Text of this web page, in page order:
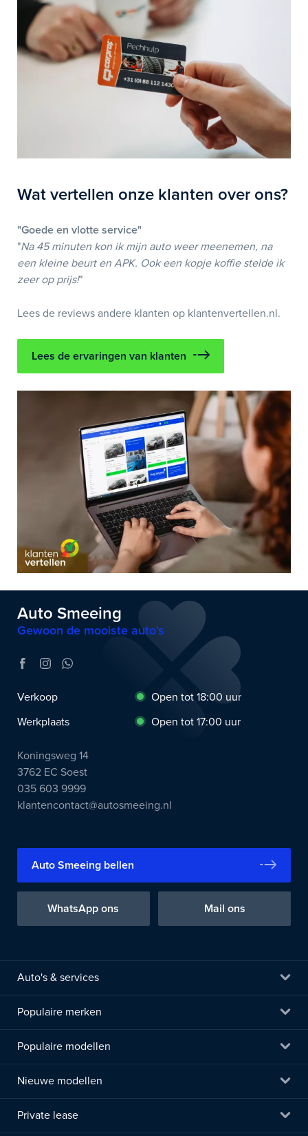
Wat vertellen onze klanten over ons?
"Goede en vlotte service"
"Na 45 minuten kon ik mijn auto weer meenemen, na
een kleine beurt en APK. Ook een kopje koffie stelde ik
zeer op prijs!"
Lees de reviews andere klanten op klantenvertellen.nl.
Lees de ervaringen van klanten
Auto Smeeing
Gewoon de mooiste auto’s
Verkoop
Open tot 18:00 uur
Werkplaats
Open tot 17:00 uur
Koningsweg 14
3762 EC Soest
035 603 9999
klantencontact@autosmeeing.nl
Auto Smeeing bellen
WhatsApp ons Mail ons
Auto's & services
Populaire merken
Populaire modellen
Nieuwe modellen
Private lease